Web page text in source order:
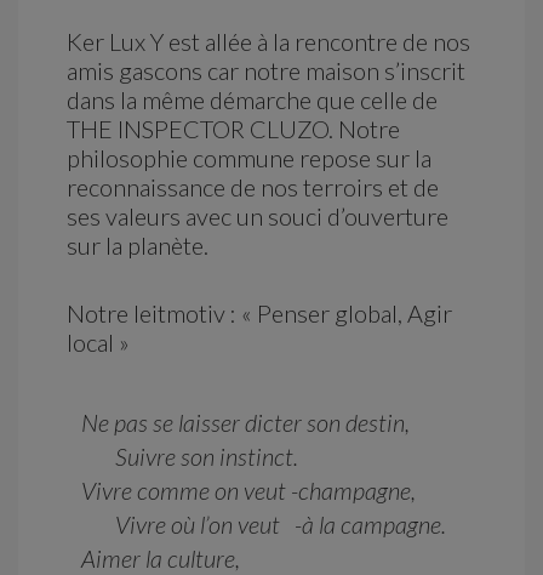
Ker Lux Y est allée à la rencontre de nos
amis gascons car notre maison s’inscrit
dans la même démarche que celle de
THE INSPECTOR CLUZO. Notre
philosophie commune repose sur la
reconnaissance de nos terroirs et de
ses valeurs avec un souci d’ouverture
sur la planète.
Notre leitmotiv : « Penser global, Agir
local »
Ne pas se laisser dicter son destin,
Suivre son instinct.
Vivre comme on veut -champagne,
Vivre où l’on veut -à la campagne.
Aimer la culture,